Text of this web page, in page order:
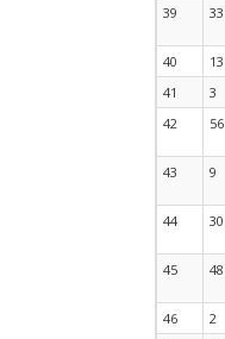
39 33
40 13
41
3
42
56
43 9
44 30
45 48
46 2